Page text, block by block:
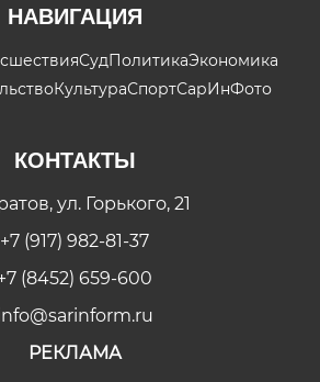
НАВИГАЦИЯ
СудПолитикаЭкономика
КультураСпортСарИнФото
КОНТАКТЫ
ул. Горького, 21
+7 (917) 982-81-37
(8452) 659-600
РЕКЛАМА